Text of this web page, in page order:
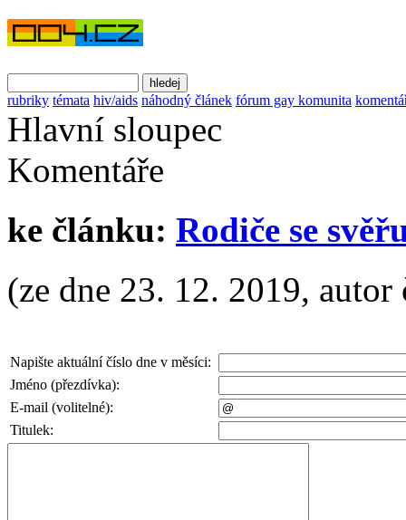
rubriky témata hiv/aids náhodný článek fórum gay komunita
Hlavní sloupec
Komentáře
ke článku: Rodiče se
(ze dne 23. 12. 2019,
Napište aktuální číslo dne v měsíci:
Jméno (přezdívka):
E-mail (volitelné):
Titulek: